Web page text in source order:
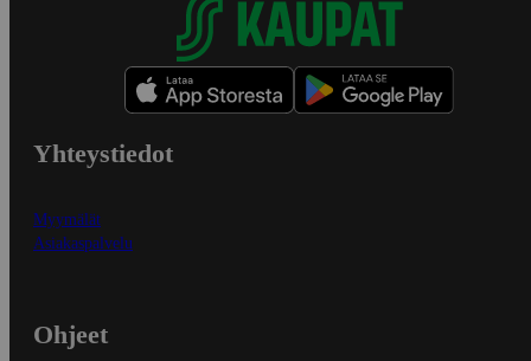
Yhteystiedot
Myymälät
Asiakaspalvelu
Ohjeet